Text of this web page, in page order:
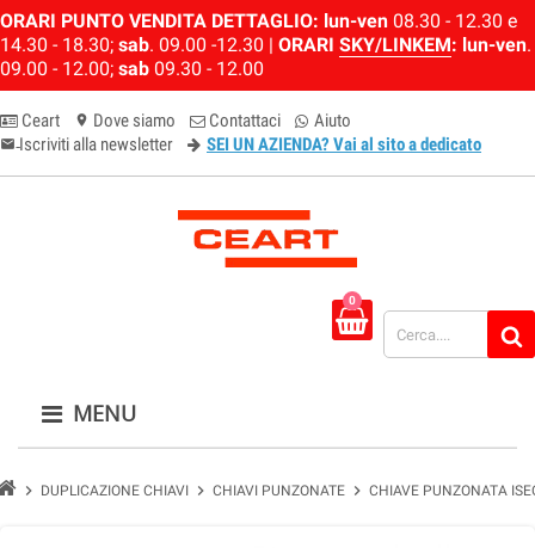
ORARI PUNTO VENDITA DETTAGLIO: lun-ven 08.30 - 12.30 e
14.30 - 18.30; sab. 09.00 -12.30 | ORARI SKY/LINKEM: lun-ven.
09.00 - 12.00; sab 09.30 - 12.00
Ceart location_on Dove siamo Contattaci Aiuto
email-newsletter
Iscriviti alla newsletter SEI UN AZIENDA? Vai al sito a dedicato
0
MENU
chevron_right DUPLICAZIONE CHIAVI chevron_right CHIAVI PUNZONATE chevron_right CHIAVE PUNZONATA